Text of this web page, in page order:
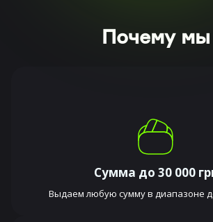
Почему мы
Сумма до 30 000
Выдаем любую сумму в диапазоне